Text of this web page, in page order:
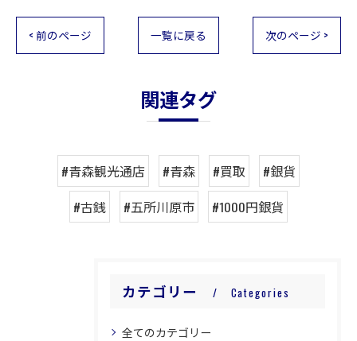
< 前のページ 一覧に戻る 次のページ >
関連タグ
#青森観光通店 #青森 #買取
#銀貨
#古銭
#五所川原市 #1000円銀貨
カテゴリー Categories
全てのカテゴリー